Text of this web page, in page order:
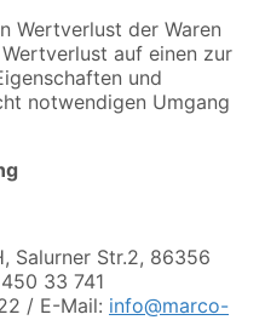
Wertverlust der Waren
auf einen zur
und
notwendigen Umgang
Salurner Str.2, 86356
33 741
/ E-Mail: info@marco-